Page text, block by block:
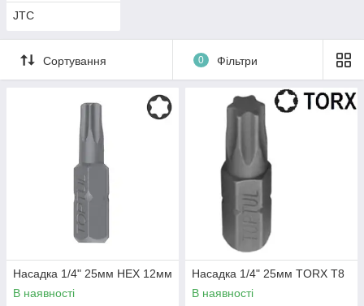
JTC
Сортування 0 Фільтри
Насадка 1/4" 25мм HEX 12мм
В наявності
Насадка 1/4" 25мм TORX T8
В наявності